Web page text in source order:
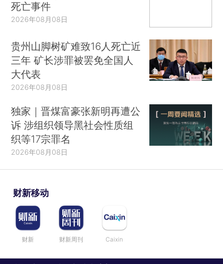
死亡事件
2026年08月08日
贵州山脚树矿难致16人死亡近
三年 矿长涉罪被罢免全国人
大代表
2026年08月08日
独家｜晋煤富豪张新明再遭公
诉 涉组织领导黑社会性质组
织等17宗罪名
2026年08月08日
财新移动
财新 财新周刊 Caixin